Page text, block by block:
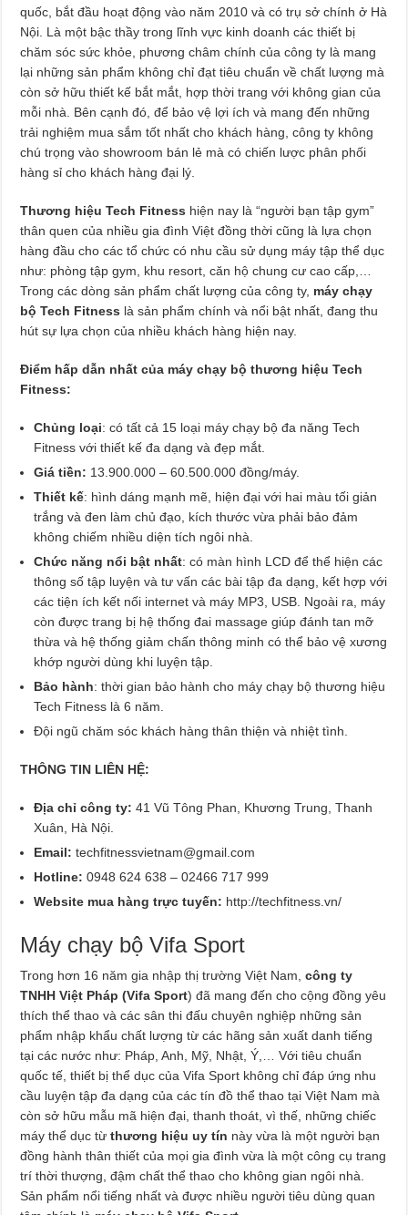
quốc, bắt đầu hoạt động vào năm 2010 và có trụ sở chính ở Hà
Nội. Là một bậc thầy trong lĩnh vực kinh doanh các thiết bị
chăm sóc sức khỏe, phương châm chính của công ty là mang
lại những sản phẩm không chỉ đạt tiêu chuẩn về chất lượng mà
còn sở hữu thiết kế bắt mắt, hợp thời trang với không gian của
mỗi nhà. Bên cạnh đó, để bảo vệ lợi ích và mang đến những
trải nghiệm mua sắm tốt nhất cho khách hàng, công ty không
chú trọng vào showroom bán lẻ mà có chiến lược phân phối
hàng sỉ cho khách hàng đại lý.
Thương hiệu Tech Fitness hiện nay là “người bạn tập gym”
thân quen của nhiều gia đình Việt đồng thời cũng là lựa chọn
hàng đầu cho các tổ chức có nhu cầu sử dụng máy tập thể dục
như: phòng tập gym, khu resort, căn hộ chung cư cao cấp,…
Trong các dòng sản phẩm chất lượng của công ty, máy chạy
bộ Tech Fitness là sản phẩm chính và nổi bật nhất, đang thu
hút sự lựa chọn của nhiều khách hàng hiện nay.
Điểm hấp dẫn nhất của máy chạy bộ thương hiệu Tech
Fitness:
Chủng loại: có tất cả 15 loại máy chạy bộ đa năng Tech
Fitness với thiết kế đa dạng và đẹp mắt.
Giá tiền: 13.900.000 – 60.500.000 đồng/máy.
Thiết kế: hình dáng mạnh mẽ, hiện đại với hai màu tối giản
trắng và đen làm chủ đạo, kích thước vừa phải bảo đảm
không chiếm nhiều diện tích ngôi nhà.
Chức năng nổi bật nhất: có màn hình LCD để thể hiện các
thông số tập luyện và tư vấn các bài tập đa dạng, kết hợp với
các tiện ích kết nối internet và máy MP3, USB. Ngoài ra, máy
còn được trang bị hệ thống đai massage giúp đánh tan mỡ
thừa và hệ thống giảm chấn thông minh có thể bảo vệ xương
khớp người dùng khi luyện tập.
Bảo hành: thời gian bảo hành cho máy chạy bộ thương hiệu
Tech Fitness là 6 năm.
Đội ngũ chăm sóc khách hàng thân thiện và nhiệt tình.
THÔNG TIN LIÊN HỆ:
Địa chỉ công ty:41 Vũ Tông Phan, Khương Trung, Thanh
Xuân, Hà Nội.
Email:techfitnessvietnam@gmail.com
Hotline:0948 624 638 – 02466 717 999
Website mua hàng trực tuyến: http://techfitness.vn/
Máy chạy bộ Vifa Sport
Trong hơn 16 năm gia nhập thị trường Việt Nam,công ty
TNHH Việt Pháp (Vifa Sport) đã mang đến cho cộng đồng yêu
thích thể thao và các sân thi đấu chuyên nghiệp những sản
phẩm nhập khẩu chất lượng từ các hãng sản xuất danh tiếng
tại các nước như: Pháp, Anh, Mỹ, Nhật, Ý,… Với tiêu chuẩn
quốc tế, thiết bị thể dục của Vifa Sport không chỉ đáp ứng nhu
cầu luyện tập đa dạng của các tín đồ thể thao tại Việt Nam mà
còn sở hữu mẫu mã hiện đại, thanh thoát, vì thế, những chiếc
máy thể dục từthương hiệu uy tín này vừa là một người bạn
đồng hành thân thiết của mọi gia đình vừa là một công cụ trang
trí thời thượng, đậm chất thể thao cho không gian ngôi nhà.
Sản phẩm nổi tiếng nhất và được nhiều người tiêu dùng quan